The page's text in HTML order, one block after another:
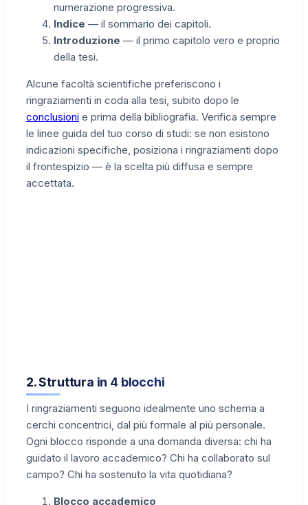
numerazione progressiva.
Indice — il sommario dei capitoli.
Introduzione — il primo capitolo vero e proprio
della tesi.
Alcune facoltà scientifiche preferiscono i
ringraziamenti in coda alla tesi, subito dopo le
conclusioni e prima della bibliografia. Verifica sempre
le linee guida del tuo corso di studi: se non esistono
indicazioni specifiche, posiziona i ringraziamenti dopo
il frontespizio — è la scelta più diffusa e sempre
accettata.
2. Struttura in 4 blocchi
I ringraziamenti seguono idealmente uno schema a
cerchi concentrici, dal più formale al più personale.
Ogni blocco risponde a una domanda diversa: chi ha
guidato il lavoro accademico? Chi ha collaborato sul
campo? Chi ha sostenuto la vita quotidiana?
Blocco accademico